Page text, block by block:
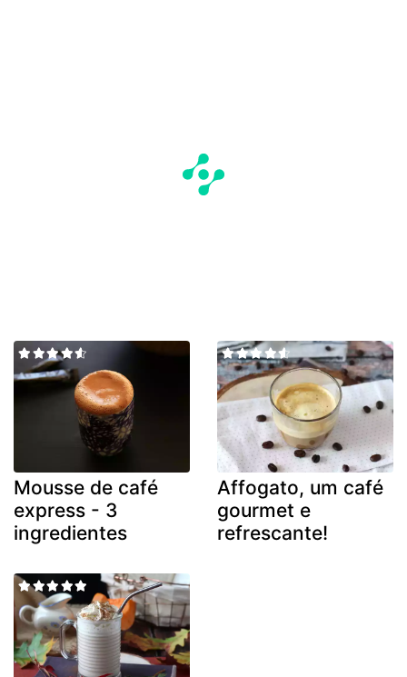
Mousse de café
express - 3
ingredientes
Affogato, um café
gourmet e
refrescante!